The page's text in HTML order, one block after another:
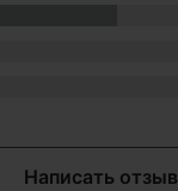
Написать отзыв